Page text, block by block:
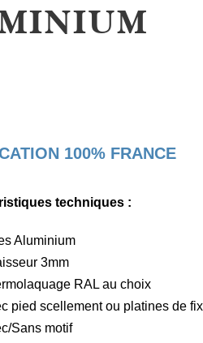
100% FRANCE
techniques :
Aluminium
3mm
RAL au choix
pied scellement ou platines de
Sans motif